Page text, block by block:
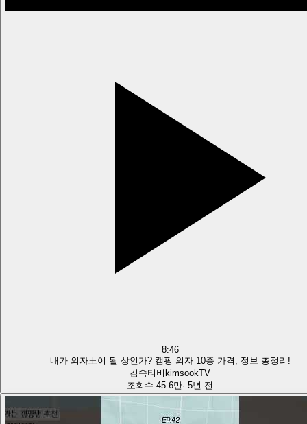
8:46
내가 의자王이 될 상인가? 캠핑 의자 10종 가격, 정보 총정리!
김숙티비kimsookTV
조회수 45.6만· 5년 전